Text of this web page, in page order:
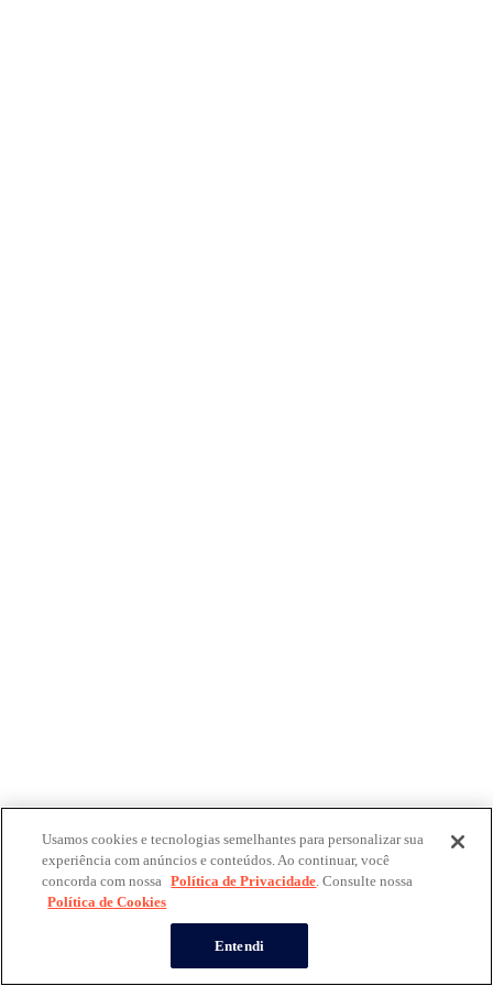
Usamos cookies e tecnologias semelhantes para personalizar sua
experiência com anúncios e conteúdos. Ao continuar, você
concorda com nossa Política de Privacidade. Consulte nossa
Política de Cookies
Entendi